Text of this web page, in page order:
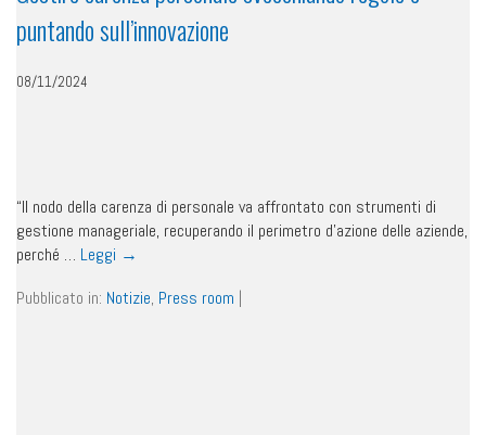
puntando sull’innovazione
08/11/2024
“Il nodo della carenza di personale va affrontato con strumenti di
gestione manageriale, recuperando il perimetro d’azione delle aziende,
perché … Leggi →
Pubblicato in: Notizie, Press room |